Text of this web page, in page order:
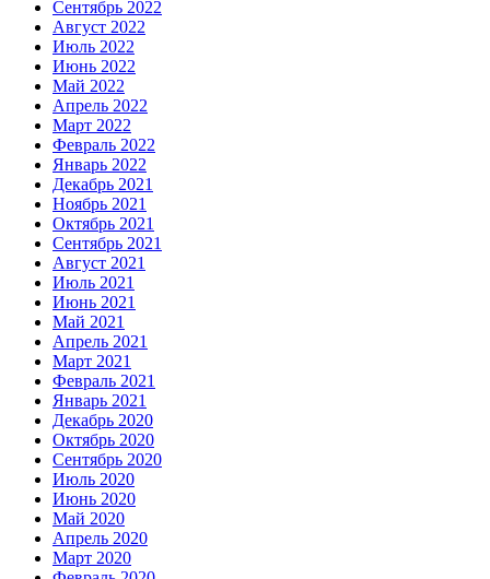
Сентябрь 2022
Август 2022
Июль 2022
Июнь 2022
Май 2022
Апрель 2022
Март 2022
Февраль 2022
Январь 2022
Декабрь 2021
Ноябрь 2021
Октябрь 2021
Сентябрь 2021
Август 2021
Июль 2021
Июнь 2021
Май 2021
Апрель 2021
Март 2021
Февраль 2021
Январь 2021
Декабрь 2020
Октябрь 2020
Сентябрь 2020
Июль 2020
Июнь 2020
Май 2020
Апрель 2020
Март 2020